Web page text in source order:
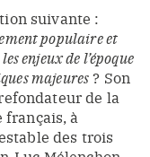
suivante :
populaire et
enjeux de l’époque
majeures? Son
de la
français, à
des trois